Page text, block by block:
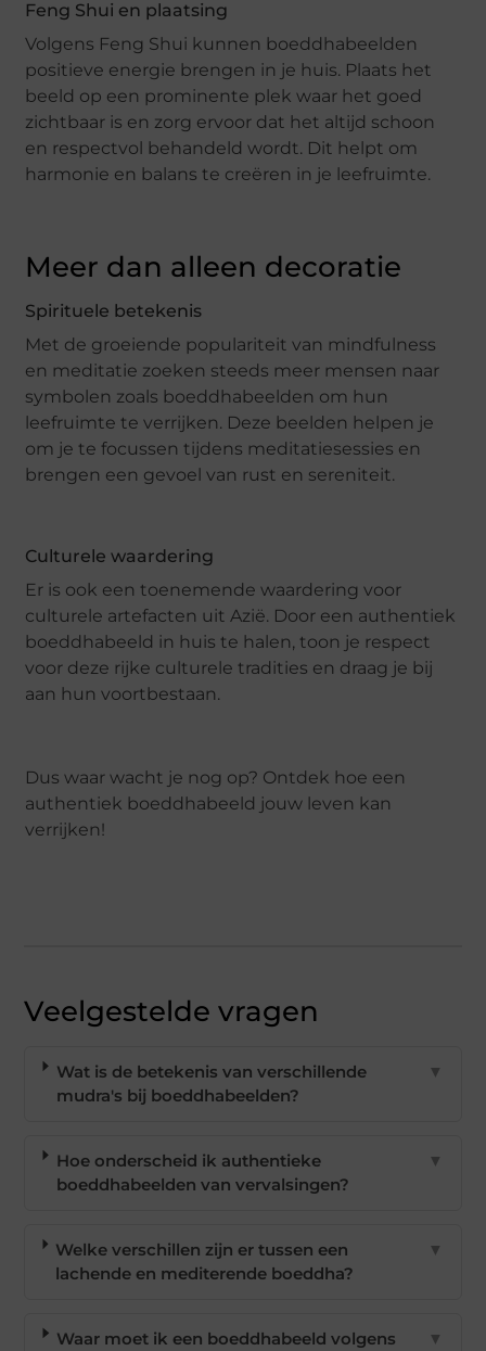
Feng Shui en plaatsing
Volgens Feng Shui kunnen boeddhabeelden
positieve energie brengen in je huis. Plaats het
beeld op een prominente plek waar het goed
zichtbaar is en zorg ervoor dat het altijd schoon
en respectvol behandeld wordt. Dit helpt om
harmonie en balans te creëren in je leefruimte.
Meer dan alleen decoratie
Spirituele betekenis
Met de groeiende populariteit van mindfulness
en meditatie zoeken steeds meer mensen naar
symbolen zoals boeddhabeelden om hun
leefruimte te verrijken. Deze beelden helpen je
om je te focussen tijdens meditatiesessies en
brengen een gevoel van rust en sereniteit.
Culturele waardering
Er is ook een toenemende waardering voor
culturele artefacten uit Azië. Door een authentiek
boeddhabeeld in huis te halen, toon je respect
voor deze rijke culturele tradities en draag je bij
aan hun voortbestaan.
Dus waar wacht je nog op? Ontdek hoe een
authentiek boeddhabeeld jouw leven kan
verrijken!
Veelgestelde vragen
Wat is de betekenis van verschillende
mudra's bij boeddhabeelden?
▼
Hoe onderscheid ik authentieke
boeddhabeelden van vervalsingen?
▼
Welke verschillen zijn er tussen een
lachende en mediterende boeddha?
▼
Waar moet ik een boeddhabeeld volgens
▼